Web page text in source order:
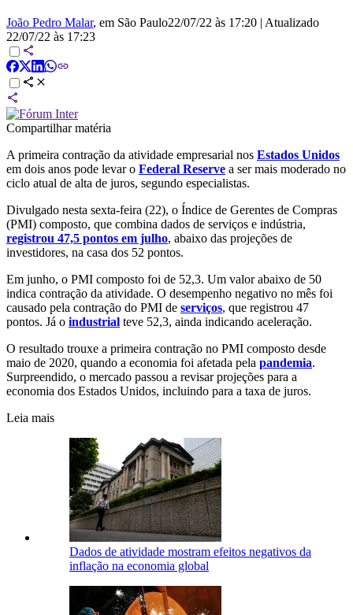
João Pedro Malar, em São Paulo22/07/22 às 17:20 | Atualizado
22/07/22 às 17:23
Compartilhar matéria
A primeira contração da atividade empresarial nos Estados Unidos
em dois anos pode levar o Federal Reserve a ser mais moderado no
ciclo atual de alta de juros, segundo especialistas.
Divulgado nesta sexta-feira (22), o Índice de Gerentes de Compras
(PMI) composto, que combina dados de serviços e indústria,
registrou 47,5 pontos em julho, abaixo das projeções de
investidores, na casa dos 52 pontos.
Em junho, o PMI composto foi de 52,3. Um valor abaixo de 50
indica contração da atividade. O desempenho negativo no mês foi
causado pela contração do PMI de serviços, que registrou 47
pontos. Já o industrial teve 52,3, ainda indicando aceleração.
O resultado trouxe a primeira contração no PMI composto desde
maio de 2020, quando a economia foi afetada pela pandemia.
Surpreendido, o mercado passou a revisar projeções para a
economia dos Estados Unidos, incluindo para a taxa de juros.
Leia mais
Dados de atividade mostram efeitos negativos da
inflação na economia global